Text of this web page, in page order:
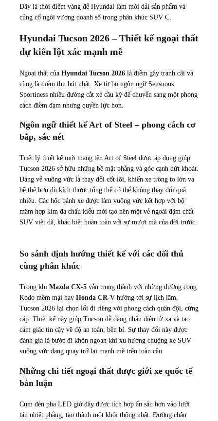
Đây là thời điểm vàng để Hyundai làm mới dải sản phẩm và
củng cố ngôi vương doanh số trong phân khúc SUV C.
Hyundai Tucson 2026 – Thiết kế ngoại thất
dự kiến lột xác mạnh mẽ
Ngoại thất của Hyundai Tucson 2026 là điểm gây tranh cãi và
cũng là điểm thu hút nhất. Xe từ bỏ ngôn ngữ Sensuous
Sportiness nhiều đường cắt xẻ cầu kỳ để chuyển sang một phong
cách điềm đạm nhưng quyền lực hơn.
Ngôn ngữ thiết kế Art of Steel – phong cách cơ
bắp, sắc nét
Triết lý thiết kế mới mang tên Art of Steel được áp dụng giúp
Tucson 2026 sở hữu những bề mặt phẳng và góc cạnh dứt khoát.
Dáng vẻ vuông vức là thay đổi cốt lõi, khiến xe trông to lớn và
bề thế hơn dù kích thước tổng thể có thể không thay đổi quá
nhiều. Các hốc bánh xe được làm vuông vức kết hợp với bộ
mâm hợp kim đa chấu kiểu mới tạo nên một vẻ ngoài đậm chất
SUV việt dã, khác biệt hoàn toàn với sự mượt mà của đời trước.
So sánh định hướng thiết kế với các đối thủ
cùng phân khúc
Trong khi Mazda CX-5 vẫn trung thành với những đường cong
Kodo mềm mại hay Honda CR-V hướng tới sự lịch lãm,
Tucson 2026 lại chọn lối đi riêng với phong cách quân đội, cứng
cáp. Thiết kế này giúp Tucson dễ dàng nhận diện từ xa và tạo
cảm giác tin cậy về độ an toàn, bền bỉ. Sự thay đổi này được
đánh giá là bước đi khôn ngoan khi xu hướng chuộng xe SUV
vuông vức đang quay trở lại mạnh mẽ trên toàn cầu.
Những chi tiết ngoại thất được giới xe quốc tế
bàn luận
Cụm đèn pha LED giờ đây được tích hợp ẩn sâu hơn vào lưới
tản nhiệt phẳng, tạo thành một khối thống nhất. Đường chân